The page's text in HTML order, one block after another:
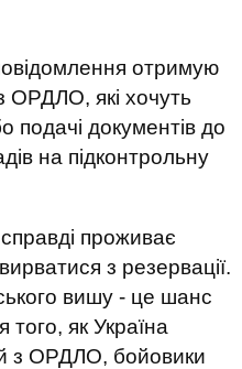
отримую
ОРДЛО, які хочуть
подачі документів до
на підконтрольну
проживає
з резервації.
вишу - це шанс
того, як Україна
з ОРДЛО, бойовики